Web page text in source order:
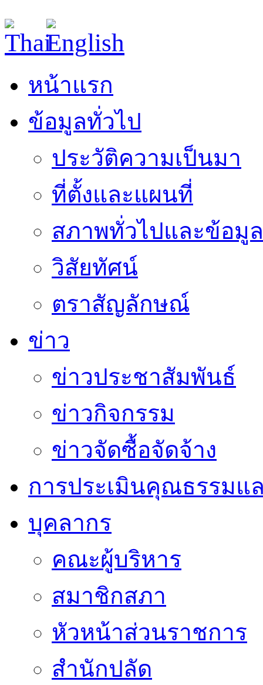
หน้าแรก
ข้อมูลทั่วไป
ประวัติความเป็นมา
ที่ตั้งและแผนที่
สภาพทั่วไปและข้อมู
วิสัยทัศน์
ตราสัญลักษณ์
ข่าว
ข่าวประชาสัมพันธ์
ข่าวกิจกรรม
ข่าวจัดซื้อจัดจ้าง
การประเมินคุณธรรมแ
บุคลากร
คณะผู้บริหาร
สมาชิกสภา
หัวหน้าส่วนราชการ
สำนักปลัด